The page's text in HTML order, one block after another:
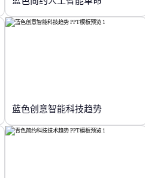
蓝色创意智能科技趋势